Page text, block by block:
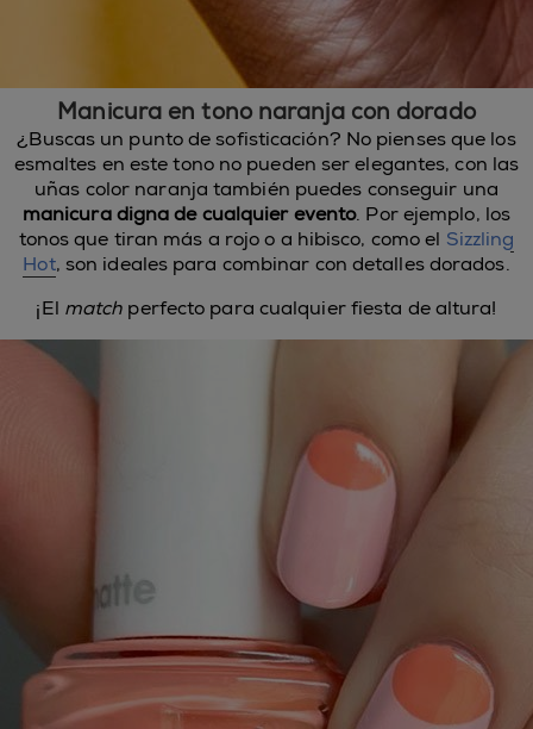
Manicura en tono naranja con dorado
¿Buscas un punto de sofisticación? No pienses que los
esmaltes en este tono no pueden ser elegantes, con las
uñas color naranja también puedes conseguir una
manicura digna de cualquier evento. Por ejemplo, los
tonos que tiran más a rojo o a hibisco, como el Sizzling
Hot, son ideales para combinar con detalles dorados.
¡El match perfecto para cualquier fiesta de altura!